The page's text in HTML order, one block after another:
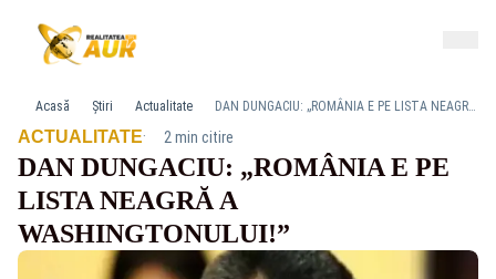
Acasă Știri Actualitate DAN DUNGACIU: „ROMÂNIA E PE LISTA NEAGRĂ A WASHINGTONULUI!”
ACTUALITATE· 2 min citire
DAN DUNGACIU: „ROMÂNIA E PE
LISTA NEAGRĂ A
WASHINGTONULUI!”